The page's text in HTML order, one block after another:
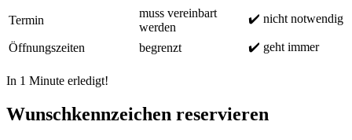
Termin
muss vereinbart
werden
✔️ nicht notwendig
Öffnungszeiten begrenzt ✔️ geht immer
In 1 Minute erledigt!
Wunschkennzeichen reservieren